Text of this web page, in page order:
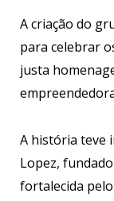
A criação do
para celebrar
justa
A história teve
Lopez,
fortalecida